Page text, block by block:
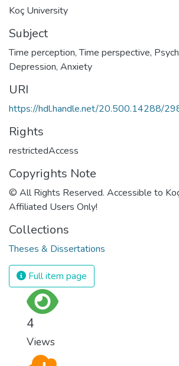
Koç University
Subject
Time perception,Time perspective,
Depression, Anxiety
URI
https://hdl.handle.net/20.500.14288/
Rights
restrictedAccess
Copyrights Note
© All Rights Reserved. Accessible to
Affiliated Users Only!
Collections
Theses & Dissertations
Full item page
4
Views